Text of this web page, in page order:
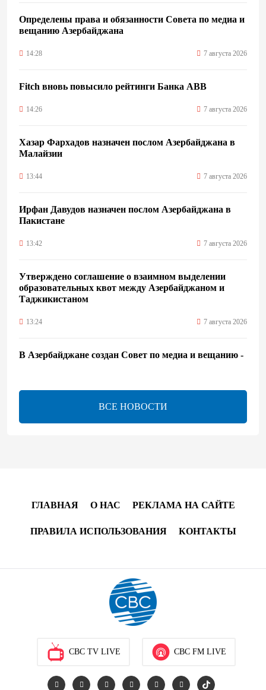
Определены права и обязанности Совета по медиа и
вещанию Азербайджана
14:28 7 августа 2026
Fitch вновь повысило рейтинги Банка ABB
14:26 7 августа 2026
Хазар Фархадов назначен послом Азербайджана в
Малайзии
13:44 7 августа 2026
Ирфан Давудов назначен послом Азербайджана в
Пакистане
13:42 7 августа 2026
Утверждено соглашение о взаимном выделении
образовательных квот между Азербайджаном и
Таджикистаном
13:24 7 августа 2026
В Азербайджане создан Совет по медиа и вещанию -
13:16 7 августа 2026
ЕАЭС расширяет финансовый рынок и вводит
программу "зеленой трансформации"
экономики и наращивает взаимную торговлю –
электронной торговли и общего рынка - Турчин
ВСЕ НОВОСТИ
ГЛАВНАЯ О НАС РЕКЛАМА НА САЙТЕ
ПРАВИЛА ИСПОЛЬЗОВАНИЯ КОНТАКТЫ
CBC TV LIVE CBC FM LIVE